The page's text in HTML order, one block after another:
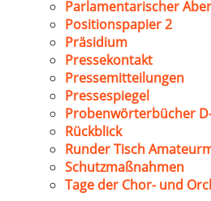
Parlamentarischer
Positionspapier 2
Präsidium
Pressekontakt
Pressemitteilungen
Pressespiegel
Probenwörterbücher
Rückblick
Runder Tisch
Schutzmaßnahmen
Tage der Chor- und